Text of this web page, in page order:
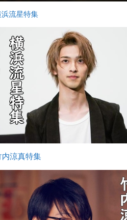
浜流星特集
内涼真特集